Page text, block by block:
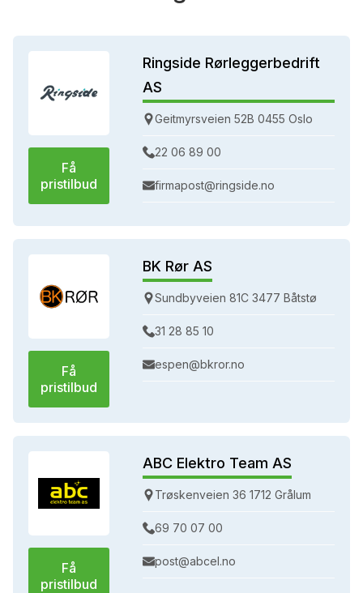
Få
pristilbud
Ringside Rørleggerbedrift
AS
Geitmyrsveien 52B 0455 Oslo
22 06 89 00
firmapost@ringside.no
Få
pristilbud
BK Rør AS
Sundbyveien 81C 3477 Båtstø
31 28 85 10
espen@bkror.no
Få
pristilbud
ABC Elektro Team AS
Trøskenveien 36 1712 Grålum
69 70 07 00
post@abcel.no